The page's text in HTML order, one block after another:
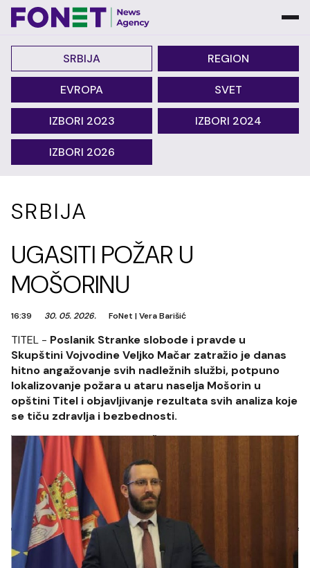
SRBIJA REGION
EVROPA SVET
IZBORI 2023 IZBORI 2024
IZBORI 2026
SRBIJA
UGASITI POŽAR U
MOŠORINU
16:39 30. 05. 2026. FoNet |Vera Barišić
TITEL - Poslanik Stranke slobode i pravde u
Skupštini Vojvodine Veljko Mačar zatražio je danas
hitno angažovanje svih nadležnih službi, potpuno
lokalizovanje požara u ataru naselja Mošorin u
opštini Titel i objavljivanje rezultata svih analiza koje
se tiču zdravlja i bezbednosti.